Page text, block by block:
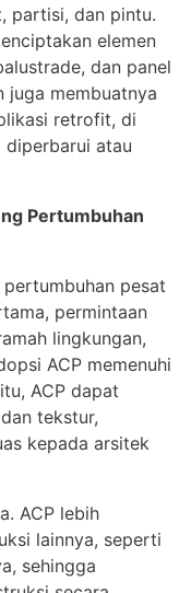
partisi, dan pintu.
elemen
dan panel
juga membuatnya
retrofit, di
diperbarui atau
Pertumbuhan
pesat
permintaan
lingkungan,
ACP memenuhi
ACP dapat
tekstur,
kepada arsitek
ACP lebih
lainnya, seperti
sehingga